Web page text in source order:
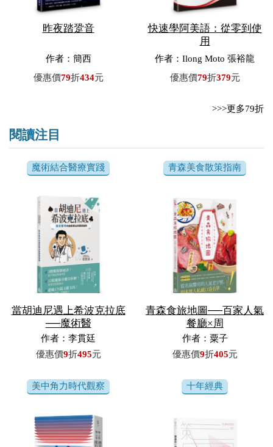
昨夜踏跫音
作者：簡西
優惠價79折434元
快速學阿美語：從零到使
用
作者：Ilong Moto 張裕龍
優惠價79折379元
>>>更多79折
閱讀注目
魔術結合醫療實踐
當胡迪尼遇上希波克拉底
──魔術醫
作者：李貫廷
優惠價9折495元
青森美食散策指南
青森食旅地圖──百家人氣
餐廳×周
作者：粟子
優惠價9折405元
美中角力時代觀察 十年經典